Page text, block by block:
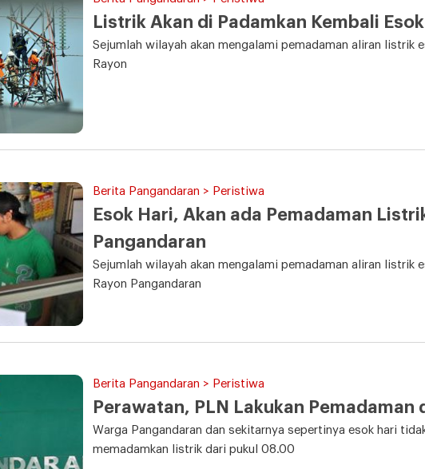
Listrik Akan di Padamkan Kembali
Sejumlah wilayah akan mengalami pemadaman aliran listrik
Rayon
Berita Pangandaran > Peristiwa
Esok Hari, Akan ada Pemadaman
Pangandaran
Sejumlah wilayah akan mengalami pemadaman aliran listrik
Rayon Pangandaran
Berita Pangandaran > Peristiwa
Perawatan, PLN Lakukan Pemadaman
Warga Pangandaran dan sekitarnya sepertinya esok hari
memadamkan listrik dari pukul 08.00